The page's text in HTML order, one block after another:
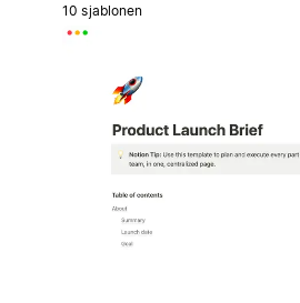
10 sjablonen